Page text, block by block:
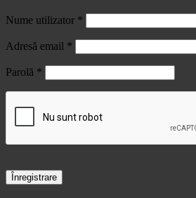
Nume utilizator *
Adresă email *
Parolă *
Înregistrare